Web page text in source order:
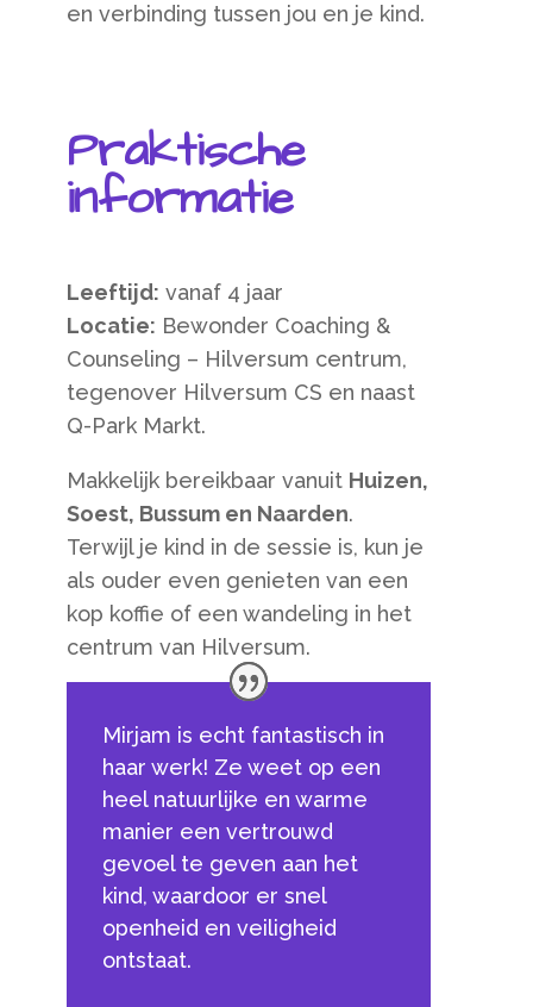
en verbinding tussen jou en je kind.
Praktische
informatie
Leeftijd: vanaf 4 jaar
Locatie: Bewonder Coaching &
Counseling – Hilversum centrum,
tegenover Hilversum CS en naast
Q-Park Markt.
Makkelijk bereikbaar vanuit Huizen,
Soest, Bussum en Naarden.
Terwijl je kind in de sessie is, kun je
als ouder even genieten van een
kop koffie of een wandeling in het
centrum van Hilversum.
Mirjam is echt fantastisch in
haar werk! Ze weet op een
heel natuurlijke en warme
manier een vertrouwd
gevoel te geven aan het
kind, waardoor er snel
openheid en veiligheid
ontstaat.